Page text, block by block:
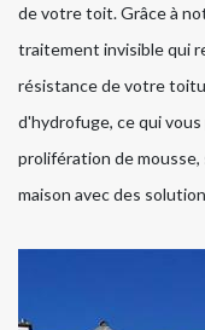
de votre toit. Grâce à
traitement invisible qui
résistance de votre
d'hydrofuge, ce qui
prolifération de
maison avec des